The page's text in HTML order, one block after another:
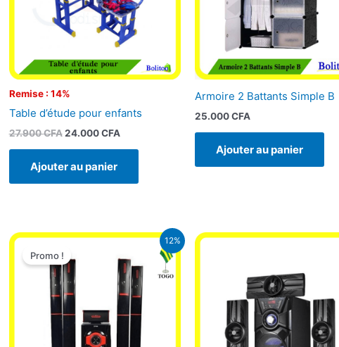
Remise : 14%
Table d’étude pour enfants
27.900CFA 24.000CFA
Ajouter au panier
Armoire 2 Battants Simple B
25.000CFA
Ajouter au panier
12%
Promo !
Le
initial
était :
79.900 CFA.
Le
actuel
est :
70.000 CFA.